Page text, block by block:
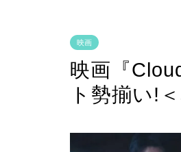
映画
映画『
ト勢揃い!